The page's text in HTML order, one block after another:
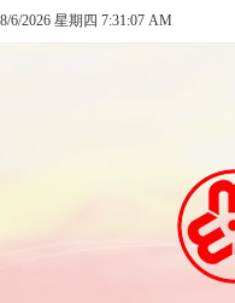
8/6/2026 星期四 7:31:07 AM